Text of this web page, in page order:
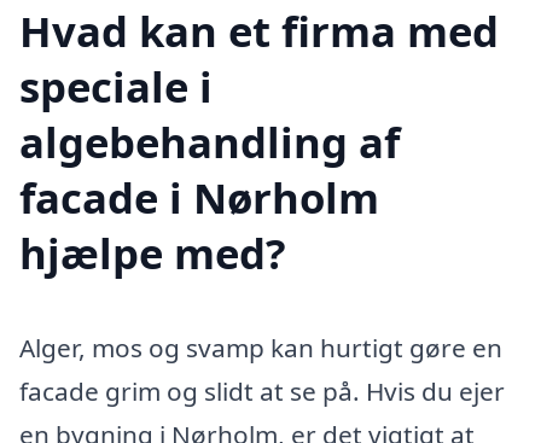
Hvad kan et firma med
speciale i
algebehandling af
facade i Nørholm
hjælpe med?
Alger, mos og svamp kan hurtigt gøre en
facade grim og slidt at se på. Hvis du ejer
en bygning i Nørholm, er det vigtigt at